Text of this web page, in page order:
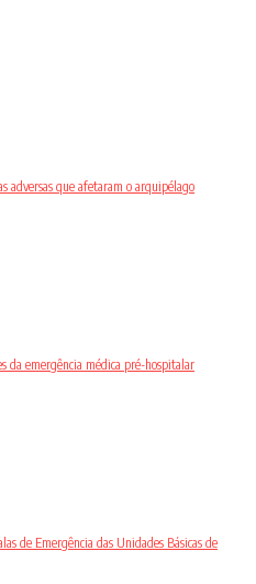
adversas que afetaram o arquipélago
da emergência médica pré-hospitalar
de Emergência das Unidades Básicas de